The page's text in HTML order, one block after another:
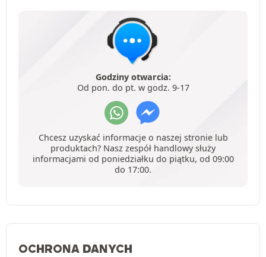
Godziny otwarcia:
Od pon. do pt. w godz. 9-17
Chcesz uzyskać informacje o naszej stronie lub
produktach? Nasz zespół handlowy służy
informacjami od poniedziałku do piątku, od 09:00
do 17:00.
OCHRONA DANYCH